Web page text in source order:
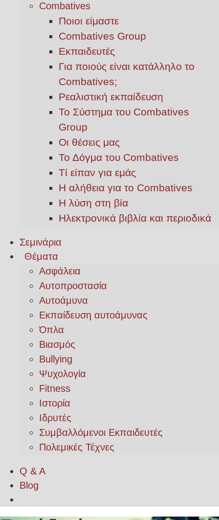
Combatives
Ποιοι είμαστε
Combatives Group
Εκπαιδευτές
Για ποιούς είναι κατάλληλο το
Combatives;
Ρεαλιστική εκπαίδευση
Το Σύστημα του Combatives
Group
Οι θέσεις μας
Το Δόγμα του Combatives
Τί είπαν για εμάς
Η αλήθεια για το Combatives
Η λύση στη βία
Ηλεκτρονικά βιβλία και περιοδικά
Σεμινάρια
Θέματα
Ασφάλεια
Αυτοπροστασία
Αυτοάμυνα
Εκπαίδευση αυτοάμυνας
Όπλα
Βιασμός
Bullying
Ψυχολογία
Fitness
Ιστορία
Ιδρυτές
Συμβαλλόμενοι Εκπαιδευτές
Πολεμικές Τέχνες
Q & A
Blog